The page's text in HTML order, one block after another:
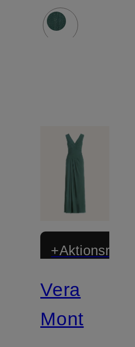
+Aktionsrabatt
Vera
Mont